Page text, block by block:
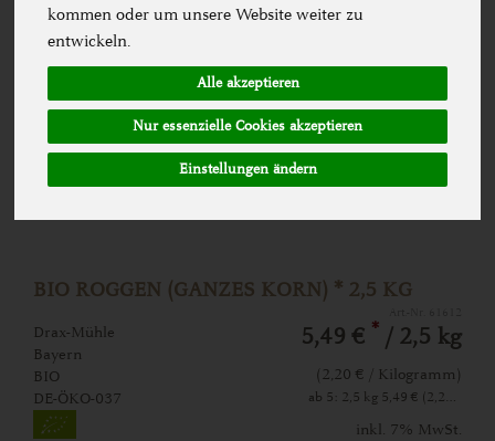
kommen oder um unsere Website weiter zu
entwickeln.
Alle akzeptieren
Nur essenzielle Cookies akzeptieren
Einstellungen ändern
BIO ROGGEN (GANZES KORN) * 2,5 KG
Drax-Mühle
Bayern
BIO
DE-ÖKO-037
5,49 € * / 2,5 kg
(2,20 € / Kilogramm)
ab 5: 2,5 kg 5,49 € (2,20 € / Kilogramm)
inkl. 7% MwSt.